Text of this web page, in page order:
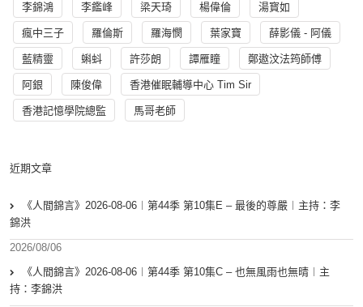
李錦鴻 李鑑峰 梁天琦 楊偉倫 湯寳如
瘋中三子 羅倫斯 羅海憫 葉家寶 薛影儀 - 阿儀
藍精靈 蝌蚪 許莎朗 譚雁瞳 鄭遨汶法筠師傅
阿銀 陳俊偉 香港催眠輔導中心 Tim Sir
香港記憶學院總監 馬哥老師
近期文章
《人間錦言》2026-08-06︱第44季 第10集E – 最後的尊嚴︱主持：李
錦洪
2026/08/06
《人間錦言》2026-08-06︱第44季 第10集C – 也無風雨也無晴︱主
持：李錦洪